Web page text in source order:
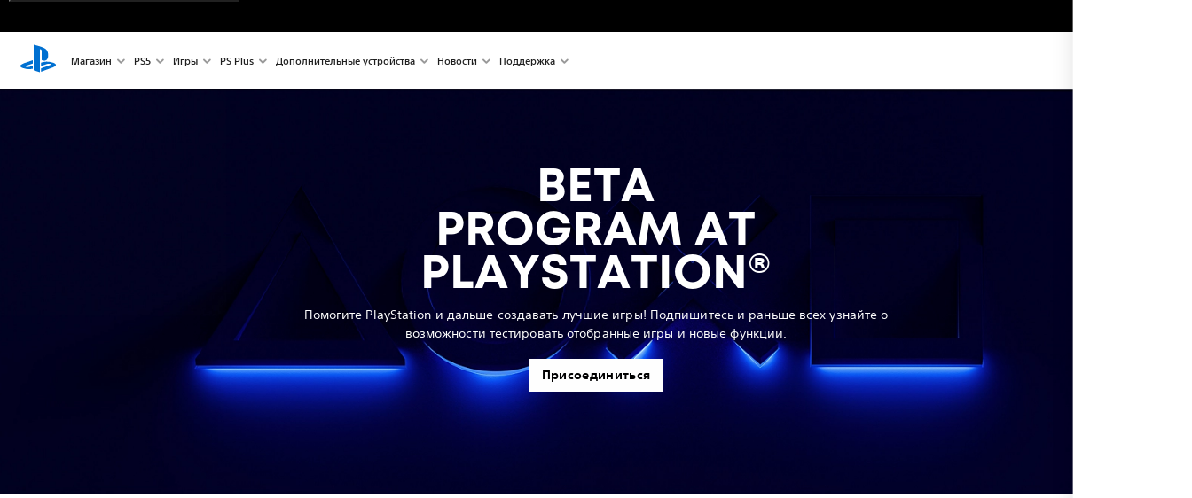
Магазин PS5 Игры PS Plus Дополнительные устройства Новости Поддержка
BETA
PROGRAM AT
PLAYSTATION®
Помогите PlayStation и дальше создавать лучшие игры! Подпишитесь и раньше всех узнайте о
возможности тестировать отобранные игры и новые функции.
Присоединиться